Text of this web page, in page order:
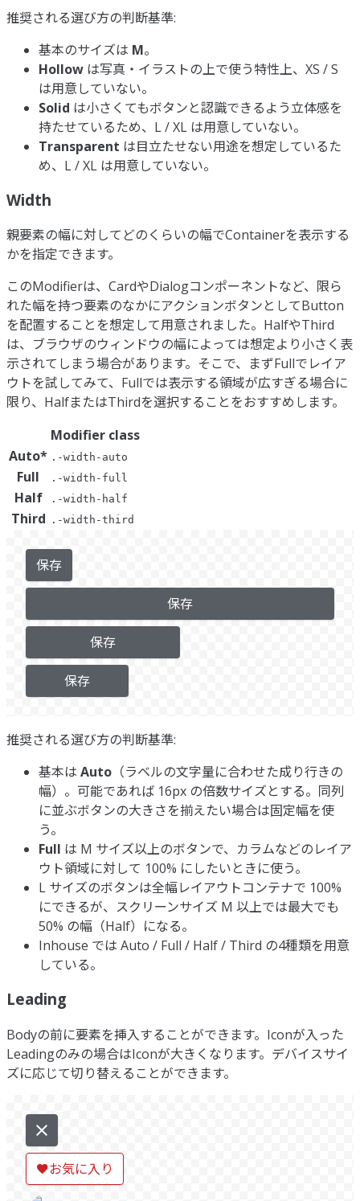
推奨される選び方の判断基準:
基本のサイズは M。
Hollow は写真・イラストの上で使う特性上、XS / S
は用意していない。
Solid は小さくてもボタンと認識できるよう立体感を
持たせているため、L / XL は用意していない。
Transparent は目立たせない用途を想定しているた
め、L / XL は用意していない。
Width
親要素の幅に対してどのくらいの幅でContainerを表示する
かを指定できます。
このModifierは、CardやDialogコンポーネントなど、限ら
れた幅を持つ要素のなかにアクションボタンとしてButton
を配置することを想定して用意されました。HalfやThird
は、ブラウザのウィンドウの幅によっては想定より小さく表
示されてしまう場合があります。そこで、まずFullでレイア
ウトを試してみて、Fullでは表示する領域が広すぎる場合に
限り、HalfまたはThirdを選択することをおすすめします。
Modifier class
Auto* .-width-auto
Full .-width-full
Half .-width-half
Third .-width-third
保存
保存
保存
保存
推奨される選び方の判断基準:
基本は Auto （ラベルの文字量に合わせた成り行きの
幅）。可能であれば 16px の倍数サイズとする。同列
に並ぶボタンの大きさを揃えたい場合は固定幅を使
う。
Full は M サイズ以上のボタンで、カラムなどのレイア
ウト領域に対して 100% にしたいときに使う。
L サイズのボタンは全幅レイアウトコンテナで 100%
にできるが、スクリーンサイズ M 以上では最大でも
50% の幅（Half）になる。
Inhouse では Auto / Full / Half / Third の4種類を用意
している。
Leading
Bodyの前に要素を挿入することができます。Iconが入った
Leadingのみの場合はIconが大きくなります。デバイスサイ
ズに応じて切り替えることができます。
お気に入り